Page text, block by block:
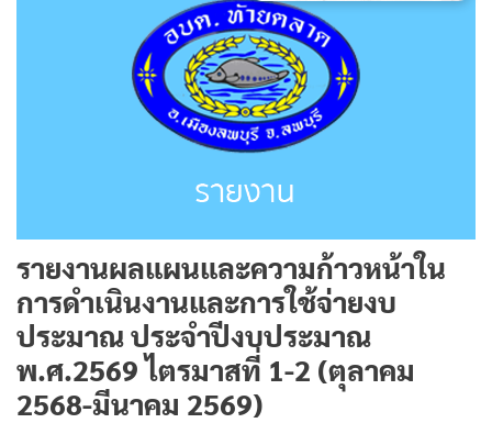
รายงานผลแผนและความก้าวหน้าใน
การดำเนินงานและการใช้จ่ายงบ
ประมาณ ประจำปีงบประมาณ
พ.ศ.2569 ไตรมาสที่ 1-2 (ตุลาคม
2568-มีนาคม 2569)